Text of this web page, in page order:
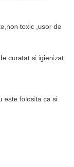
toxic ,usor de
curatat si igienizat.
este folosita ca si